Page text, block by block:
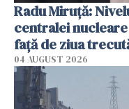
Radu Miruţă:
centralei
faţă de ziua
04 AUGUST 2026